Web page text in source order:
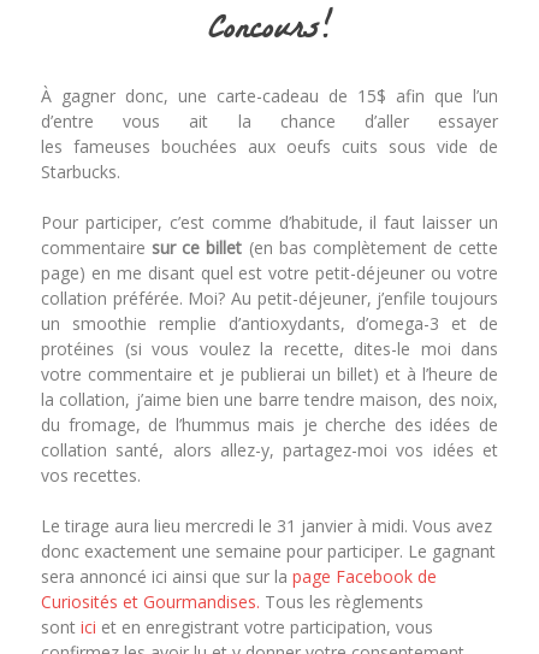
Concours!
À gagner donc, une carte-cadeau de 15$ afin que l’un
d’entre vous ait la chance d’aller essayer
les fameuses bouchées aux oeufs cuits sous vide de
Starbucks.
Pour participer, c’est comme d’habitude, il faut laisser un
commentaire sur ce billet (en bas complètement de cette
page) en me disant quel est votre petit-déjeuner ou votre
collation préférée. Moi? Au petit-déjeuner, j’enfile toujours
un smoothie remplie d’antioxydants, d’omega-3 et de
protéines (si vous voulez la recette, dites-le moi dans
votre commentaire et je publierai un billet) et à l’heure de
la collation, j’aime bien une barre tendre maison, des noix,
du fromage, de l’hummus mais je cherche des idées de
collation santé, alors allez-y, partagez-moi vos idées et
vos recettes.
Le tirage aura lieu mercredi le 31 janvier à midi. Vous avez
donc exactement une semaine pour participer. Le gagnant
sera annoncé ici ainsi que sur la page Facebook de
Curiosités et Gourmandises. Tous les règlements
sont ici et en enregistrant votre participation, vous